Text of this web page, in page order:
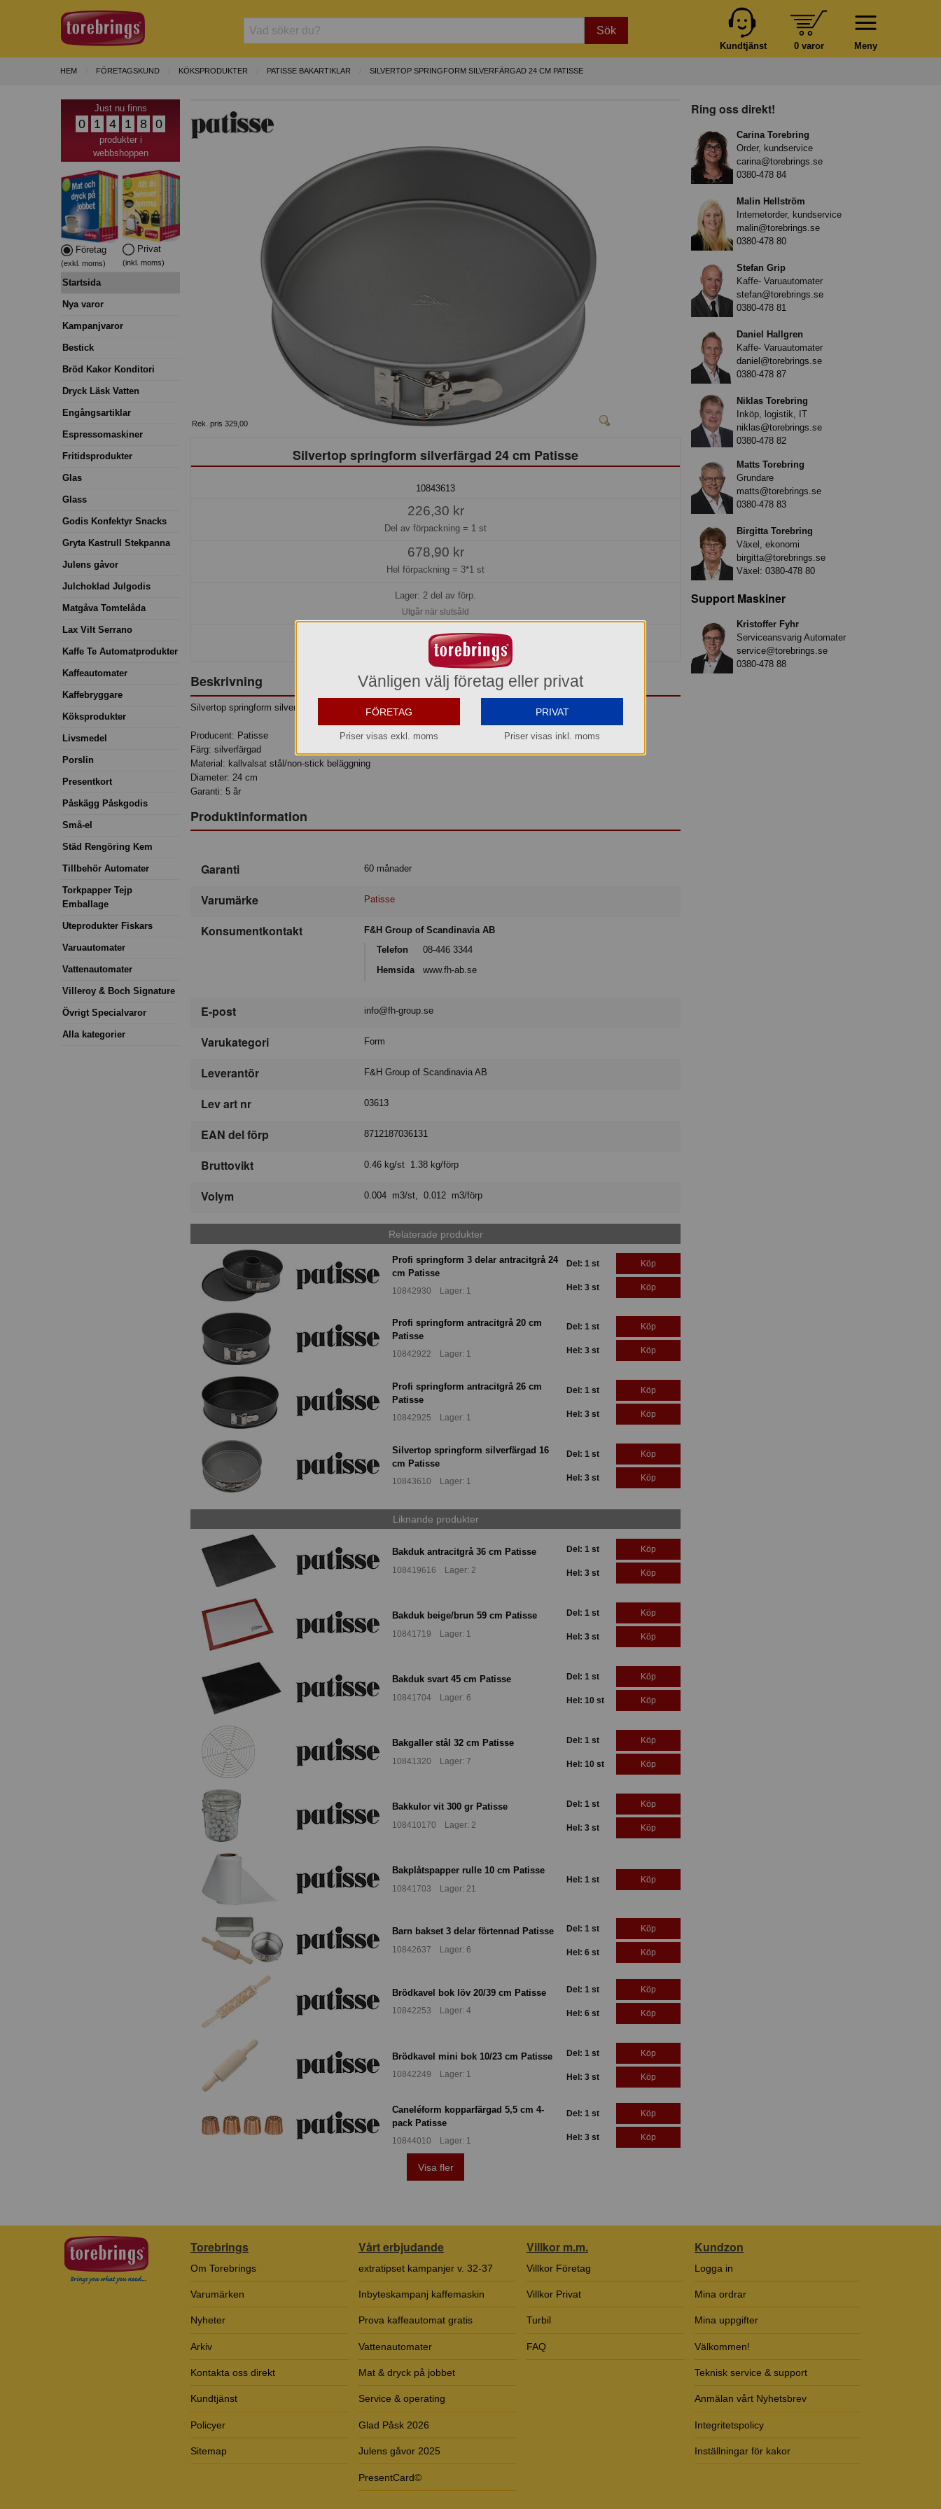
Sök
Meny
0 varor
Kundtjänst
HEM FÖRETAGSKUND KÖKSPRODUKTER PATISSE BAKARTIKLAR SILVERTOP SPRINGFORM SILVERFÄRGAD 24 CM PATISSE
Just nu finns
0 1 4 1 8 0
produkter i
webbshoppen
Företag
(exkl. moms)
Privat
(inkl. moms)
Startsida
Nya varor
Kampanjvaror
Bestick
Bröd Kakor Konditori
Dryck Läsk Vatten
Engångsartiklar
Espressomaskiner
Fritidsprodukter
Glas
Glass
Godis Konfektyr Snacks
Gryta Kastrull Stekpanna
Julens gåvor
Julchoklad Julgodis
Matgåva Tomtelåda
Lax Vilt Serrano
Kaffe Te Automatprodukter
Kaffeautomater
Kaffebryggare
Köksprodukter
Livsmedel
Porslin
Presentkort
Påskägg Påskgodis
Små-el
Städ Rengöring Kem
Tillbehör Automater
Torkpapper Tejp
Emballage
Uteprodukter Fiskars
Varuautomater
Vattenautomater
Villeroy & Boch Signature
Övrigt Specialvaror
Alla kategorier
Rek. pris 329,00
Silvertop springform silverfärgad 24 cm Patisse
10843613
226,30 kr
Del av förpackning = 1 st
678,90 kr
Hel förpackning = 3*1 st
Lager: 2 del av förp.
Utgår när slutsåld
Köp »
Beskrivning
Silvertop springform silverfärgad - 24 cm
Producent: Patisse
Färg: silverfärgad
Material: kallvalsat stål/non-stick beläggning
Diameter: 24 cm
Garanti: 5 år
Produktinformation
Garanti 60 månader
Varumärke Patisse
Konsumentkontakt
F&H Group of Scandinavia AB
Telefon
08-446 3344
Hemsida
www.fh-ab.se
E-post info@fh-group.se
Varukategori Form
Leverantör F&H Group of Scandinavia AB
Lev art nr 03613
EAN del förp 8712187036131
Bruttovikt 0.46 kg/st 1.38 kg/förp
Volym 0.004 m3/st, 0.012 m3/förp
Relaterade produkter
Profi springform 3 delar antracitgrå 24
cm Patisse
10842930 Lager: 1
Del: 1 st Köp
Hel: 3 st Köp
Profi springform antracitgrå 20 cm
Patisse
10842922 Lager: 1
Del: 1 st Köp
Hel: 3 st Köp
Profi springform antracitgrå 26 cm
Patisse
10842925 Lager: 1
Del: 1 st Köp
Hel: 3 st Köp
Silvertop springform silverfärgad 16
cm Patisse
10843610 Lager: 1
Del: 1 st Köp
Hel: 3 st Köp
Liknande produkter
Bakduk antracitgrå 36 cm Patisse
108419616 Lager: 2
Del: 1 st Köp
Hel: 3 st Köp
Bakduk beige/brun 59 cm Patisse
10841719 Lager: 1
Del: 1 st Köp
Hel: 3 st Köp
Bakduk svart 45 cm Patisse
10841704 Lager: 6
Del: 1 st Köp
Hel: 10 st Köp
Bakgaller stål 32 cm Patisse
10841320 Lager: 7
Del: 1 st Köp
Hel: 10 st Köp
Bakkulor vit 300 gr Patisse
108410170 Lager: 2
Del: 1 st Köp
Hel: 3 st Köp
Bakplåtspapper rulle 10 cm Patisse
10841703 Lager: 21
Hel: 1 st Köp
Barn bakset 3 delar förtennad Patisse
10842637 Lager: 6
Del: 1 st Köp
Hel: 6 st Köp
Brödkavel bok löv 20/39 cm Patisse
10842253 Lager: 4
Del: 1 st Köp
Hel: 6 st Köp
Brödkavel mini bok 10/23 cm Patisse
10842249 Lager: 1
Del: 1 st Köp
Hel: 3 st Köp
Caneléform kopparfärgad 5,5 cm 4-
pack Patisse
10844010 Lager: 1
Del: 1 st Köp
Hel: 3 st Köp
Visa fler
Ring oss direkt!
Carina Torebring
Order, kundservice
carina@torebrings.se
0380-478 84
Malin Hellström
Internetorder, kundservice
malin@torebrings.se
0380-478 80
Stefan Grip
Kaffe- Varuautomater
stefan@torebrings.se
0380-478 81
Daniel Hallgren
Kaffe- Varuautomater
daniel@torebrings.se
0380-478 87
Niklas Torebring
Inköp, logistik, IT
niklas@torebrings.se
0380-478 82
Matts Torebring
Grundare
matts@torebrings.se
0380-478 83
Birgitta Torebring
Växel, ekonomi
birgitta@torebrings.se
Växel: 0380-478 80
Support Maskiner
Kristoffer Fyhr
Serviceansvarig Automater
service@torebrings.se
0380-478 88
Torebrings
Om Torebrings
Varumärken
Nyheter
Arkiv
Kontakta oss direkt
Kundtjänst
Policyer
Sitemap
Vårt erbjudande
extratipset kampanjer v. 32-37
Inbyteskampanj kaffemaskin
Prova kaffeautomat gratis
Vattenautomater
Mat & dryck på jobbet
Service & operating
Glad Påsk 2026
Julens gåvor 2025
PresentCard©
Villkor m.m.
Villkor Företag
Villkor Privat
Turbil
FAQ
Kundzon
Logga in
Mina ordrar
Mina uppgifter
Välkommen!
Teknisk service & support
Anmälan vårt Nyhetsbrev
Integritetspolicy
Inställningar för kakor
Vänligen välj företag eller privat
FÖRETAG
Priser visas exkl. moms
PRIVAT
Priser visas inkl. moms